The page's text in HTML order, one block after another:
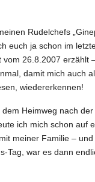
Rudelchefs
euch ja schon im
vom 26.8.2007 erzählt
damit mich auch
wiedererkennen!
Heimweg nach der
ich mich schon auf
meiner Familie –
Tag, war es dann